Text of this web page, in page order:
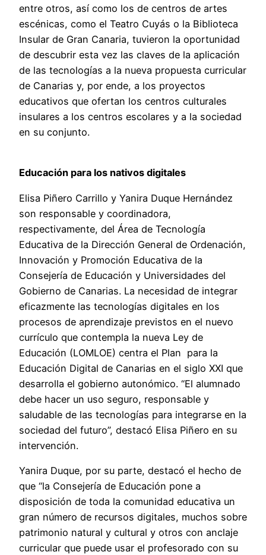
entre otros, así como los de centros de artes
escénicas, como el Teatro Cuyás o la Biblioteca
Insular de Gran Canaria, tuvieron la oportunidad
de descubrir esta vez las claves de la aplicación
de las tecnologías a la nueva propuesta curricular
de Canarias y, por ende, a los proyectos
educativos que ofertan los centros culturales
insulares a los centros escolares y a la sociedad
en su conjunto.
Educación para los nativos digitales
Elisa Piñero Carrillo y Yanira Duque Hernández
son responsable y coordinadora,
respectivamente, del Área de Tecnología
Educativa de la Dirección General de Ordenación,
Innovación y Promoción Educativa de la
Consejería de Educación y Universidades del
Gobierno de Canarias. La necesidad de integrar
eficazmente las tecnologías digitales en los
procesos de aprendizaje previstos en el nuevo
currículo que contempla la nueva Ley de
Educación (LOMLOE) centra el Plan para la
Educación Digital de Canarias en el siglo XXI que
desarrolla el gobierno autonómico. “El alumnado
debe hacer un uso seguro, responsable y
saludable de las tecnologías para integrarse en la
sociedad del futuro”, destacó Elisa Piñero en su
intervención.
Yanira Duque, por su parte, destacó el hecho de
que “la Consejería de Educación pone a
disposición de toda la comunidad educativa un
gran número de recursos digitales, muchos sobre
patrimonio natural y cultural y otros con anclaje
curricular que puede usar el profesorado con su